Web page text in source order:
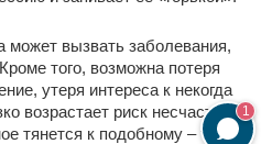
может вызвать заболевания,
того, возможна потеря
утеря интереса к некогда
возрастает риск несчастных
тянется к подобному – темная
1